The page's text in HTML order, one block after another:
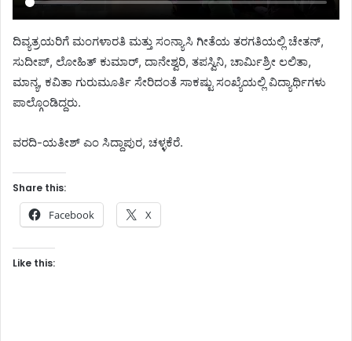
ದಿವ್ಯತ್ರಯರಿಗೆ ಮಂಗಳಾರತಿ ಮತ್ತು ಸಂನ್ಯಾಸಿ ಗೀತೆಯ ತರಗತಿಯಲ್ಲಿ ಚೇತನ್,
ಸುದೀಪ್, ಲೋಹಿತ್ ಕುಮಾರ್, ದಾನೇಶ್ವರಿ, ತಪಸ್ವಿನಿ, ಚಾರ್ಮಿಶ್ರೀ ಲಲಿತಾ,
ಮಾನ್ಯ, ಕವಿತಾ ಗುರುಮೂರ್ತಿ ಸೇರಿದಂತೆ ಸಾಕಷ್ಟು ಸಂಖ್ಯೆಯಲ್ಲಿ ವಿದ್ಯಾರ್ಥಿಗಳು
ಪಾಲ್ಗೊಂಡಿದ್ದರು.
ವರದಿ-ಯತೀಶ್ ಎಂ ಸಿದ್ದಾಪುರ, ಚಳ್ಳಕೆರೆ.
Share this:
Facebook X
Like this: